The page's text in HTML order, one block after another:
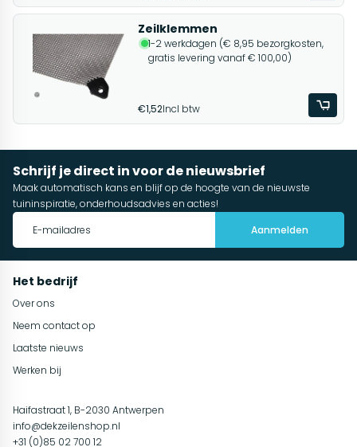
Zeilklemmen
1-2 werkdagen (€ 8,95 bezorgkosten,
gratis levering vanaf € 100,00)
€1,52Incl btw
Schrijf je direct in voor de nieuwsbrief
Maak automatisch kans en blijf op de hoogte van de nieuwste
tuininspiratie, onderhoudsadvies en acties!
Aanmelden
Het bedrijf
Over ons
Neem contact op
Laatste nieuws
Werken bij
Haifastraat 1, B-2030 Antwerpen
info@dekzeilenshop.nl
+31 (0)85 02 700 12